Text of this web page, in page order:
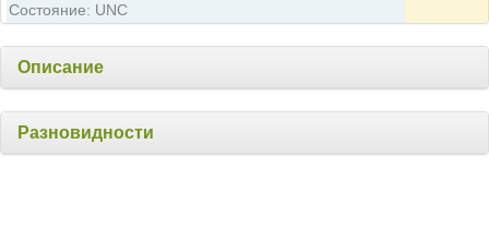
Состояние: UNC
Описание
Разновидности